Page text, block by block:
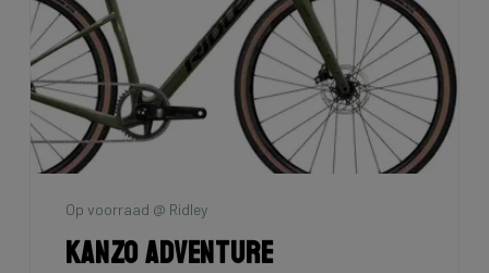
Op voorraad @ Ridley
Kanzo Adventure